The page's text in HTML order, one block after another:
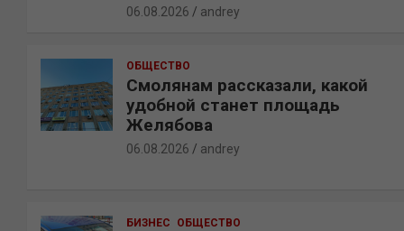
06.08.2026 andrey
ОБЩЕСТВО
Смолянам рассказали, какой
удобной станет площадь
Желябова
06.08.2026 andrey
БИЗНЕС ОБЩЕСТВО